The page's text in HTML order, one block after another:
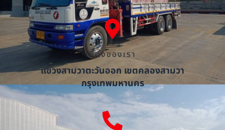
ที่ตั้งของเรา
แขวงสามวาตะวันออก เขตคลองสามวา
กรุงเทพมหานคร